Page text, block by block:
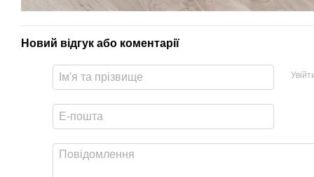
Новий відгук або коментарії